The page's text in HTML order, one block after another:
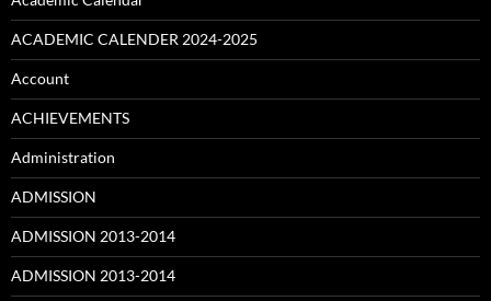
ACADEMIC CALENDER 2024-2025
Account
ACHIEVEMENTS
Administration
ADMISSION
ADMISSION 2013-2014
ADMISSION 2013-2014